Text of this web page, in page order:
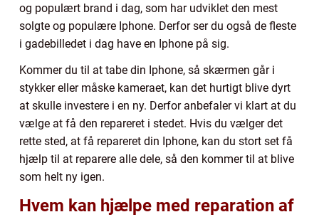
og populært brand i dag, som har udviklet den mest
solgte og populære Iphone. Derfor ser du også de fleste
i gadebilledet i dag have en Iphone på sig.
Kommer du til at tabe din Iphone, så skærmen går i
stykker eller måske kameraet, kan det hurtigt blive dyrt
at skulle investere i en ny. Derfor anbefaler vi klart at du
vælge at få den repareret i stedet. Hvis du vælger det
rette sted, at få repareret din Iphone, kan du stort set få
hjælp til at reparere alle dele, så den kommer til at blive
som helt ny igen.
Hvem kan hjælpe med reparation af